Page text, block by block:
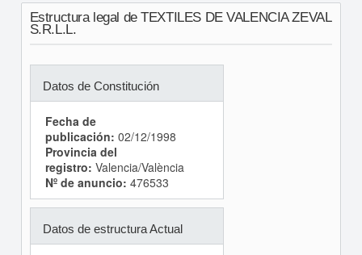
Estructura legal de TEXTILES DE VALENCIA ZEVAL
S.R.L.L.
Datos de Constitución
Fecha de
publicación: 02/12/1998
Provincia del
registro: Valencia/València
Nº de anuncio: 476533
Datos de estructura Actual